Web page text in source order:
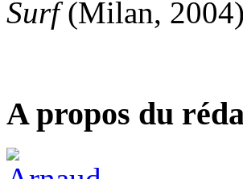
Surf(Milan,
A propos du